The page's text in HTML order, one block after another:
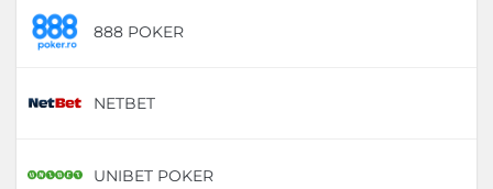
888 POKER
NETBET
UNIBET POKER